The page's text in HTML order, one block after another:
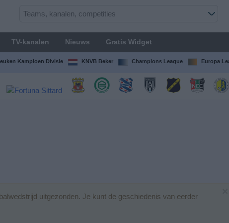
TV-kanalen Nieuws Gratis Widget
Kampioen Divisie KNVB Beker Champions League Europa
uitgezonden. Je kunt de geschiedenis van eerder